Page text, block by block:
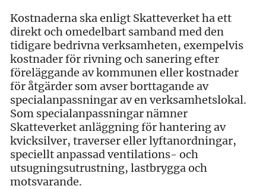
Kostnaderna ska enligt Skatteverket ha ett
direkt och omedelbart samband med den
tidigare bedrivna verksamheten, exempelvis
kostnader för rivning och sanering efter
föreläggande av kommunen eller kostnader
för åtgärder som avser borttagande av
specialanpassningar av en verksamhetslokal.
Som specialanpassningar nämner
Skatteverket anläggning för hantering av
kvicksilver, traverser eller lyftanordningar,
speciellt anpassad ventilations- och
utsugningsutrustning, lastbrygga och
motsvarande.